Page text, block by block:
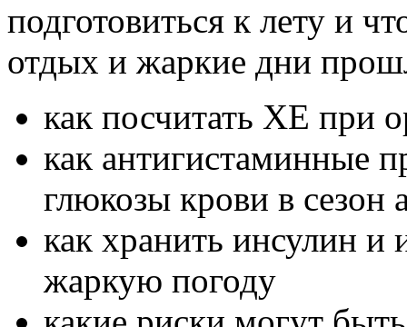
подготовиться к лету и
отдых и жаркие дни
как посчитать ХЕ при
как антигистаминные
глюкозы крови в сезон
как хранить инсулин и
жаркую погоду